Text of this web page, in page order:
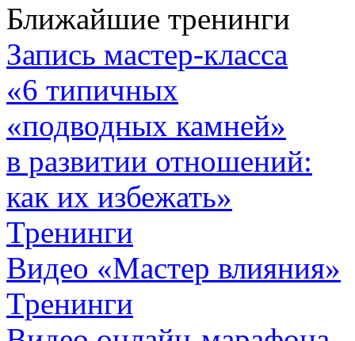
Ближайшие тренинги
Запись мастер-класса
«6 типичных
«подводных камней»
в развитии отношений:
как их избежать»
Тренинги
Видео «Мастер влияния»
Тренинги